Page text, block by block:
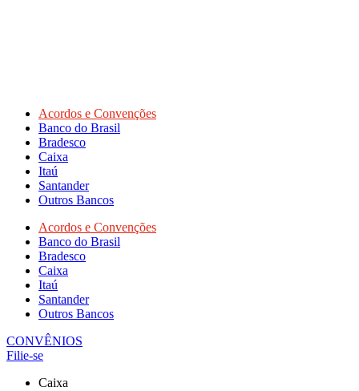
Acordos e Convenções
Banco do Brasil
Bradesco
Caixa
Itaú
Santander
Outros Bancos
Acordos e Convenções
Banco do Brasil
Bradesco
Caixa
Itaú
Santander
Outros Bancos
CONVÊNIOS
Filie-se
Caixa